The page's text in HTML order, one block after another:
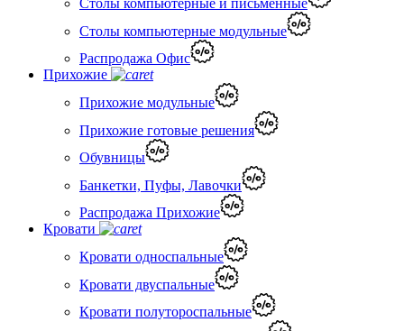
Столы компьютерные и письменные
Столы компьютерные модульные
Распродажа Офис
Прихожие
Прихожие модульные
Прихожие готовые решения
Обувницы
Банкетки, Пуфы, Лавочки
Распродажа Прихожие
Кровати
Кровати односпальные
Кровати двуспальные
Кровати полутороспальные